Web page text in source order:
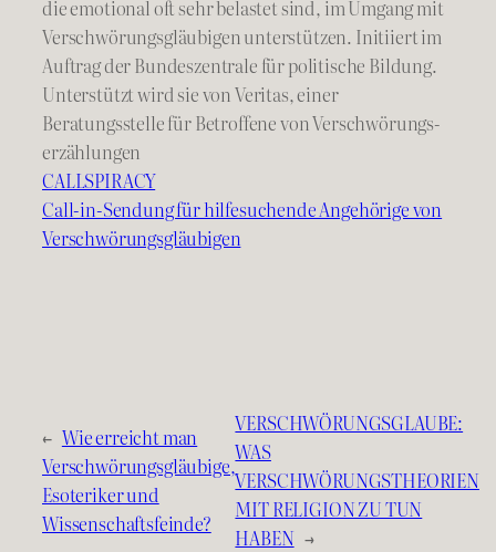
die emotional oft sehr belastet sind, im Umgang mit
Verschwörungs­gläubigen unterstützen. Initiiert im
Auftrag der Bundeszentrale für politische Bildung.
Unterstützt wird sie von Veritas, einer
Beratungsstelle für Betroffene von Verschwörungs­
erzählungen
CALLSPIRACY
Call-in-Sendung für hilfesuchende Angehörige von
Verschwörungsgläubigen
← Wie erreicht man
Verschwörungsgläubige,
Esoteriker und
Wissenschaftsfeinde?
VERSCHWÖRUNGSGLAUBE:
WAS
VERSCHWÖRUNGSTHEORIEN
MIT RELIGION ZU TUN
HABEN →